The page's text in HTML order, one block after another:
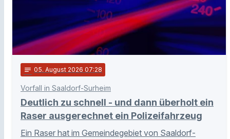
notes 05. August 2026 07:28
Vorfall in Saaldorf-Surheim
Deutlich zu schnell - und dann überholt ein
Raser ausgerechnet ein Polizeifahrzeug
Ein Raser hat im Gemeindegebiet von Saaldorf-